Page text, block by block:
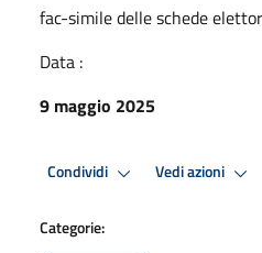
fac-simile delle schede
Data :
9 maggio 2025
Condividi Vedi azioni
Categorie: